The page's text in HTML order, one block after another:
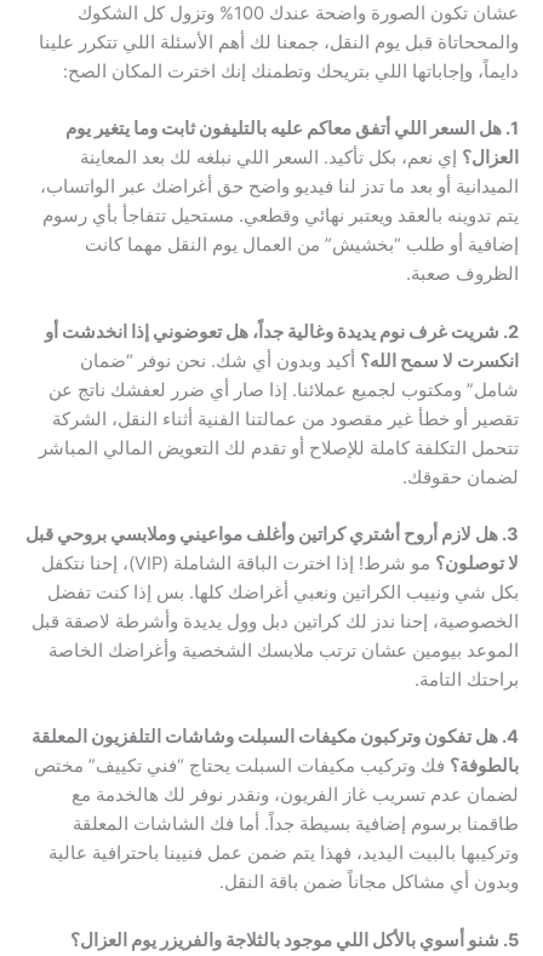
عشان تكون الصورة واضحة عندك 100% وتزول كل الشكوك
والمححاتاة قبل يوم النقل، جمعنا لك أهم الأسئلة اللي تتكرر علينا
دايماً، وإجاباتها اللي بتريحك وتطمنك إنك اخترت المكان الصح:
1. هل السعر اللي أتفق معاكم عليه بالتليفون ثابت وما يتغير يوم
العزال؟ إي نعم، بكل تأكيد. السعر اللي نبلغه لك بعد المعاينة
الميدانية أو بعد ما تدز لنا فيديو واضح حق أغراضك عبر الواتساب،
يتم تدوينه بالعقد ويعتبر نهائي وقطعي. مستحيل تتفاجأ بأي رسوم
إضافية أو طلب “بخشيش” من العمال يوم النقل مهما كانت
الظروف صعبة.
2. شريت غرف نوم يديدة وغالية جداً، هل تعوضوني إذا انخدشت أو
انكسرت لا سمح الله؟ أكيد وبدون أي شك. نحن نوفر “ضمان
شامل” ومكتوب لجميع عملائنا. إذا صار أي ضرر لعفشك ناتج عن
تقصير أو خطأ غير مقصود من عمالتنا الفنية أثناء النقل، الشركة
تتحمل التكلفة كاملة للإصلاح أو تقدم لك التعويض المالي المباشر
لضمان حقوقك.
3. هل لازم أروح أشتري كراتين وأغلف مواعيني وملابسي بروحي قبل
لا توصلون؟
مو شرط! إذا اخترت الباقة الشاملة (VIP)، إحنا نتكفل
بكل شي ونييب الكراتين ونعبي أغراضك كلها. بس إذا كنت تفضل
الخصوصية، إحنا ندز لك كراتين دبل وول يديدة وأشرطة لاصقة قبل
الموعد بيومين عشان ترتب ملابسك الشخصية وأغراضك الخاصة
براحتك التامة.
4. هل تفكون وتركبون مكيفات السبلت وشاشات التلفزيون المعلقة
بالطوفة؟ فك وتركيب مكيفات السبلت يحتاج “فني تكييف” مختص
لضمان عدم تسريب غاز الفريون، ونقدر نوفر لك هالخدمة مع
طاقمنا برسوم إضافية بسيطة جداً. أما فك الشاشات المعلقة
وتركيبها بالبيت اليديد، فهذا يتم ضمن عمل فنيينا باحترافية عالية
وبدون أي مشاكل مجاناً ضمن باقة النقل.
5. شنو أسوي بالأكل اللي موجود بالثلاجة والفريزر يوم العزال؟